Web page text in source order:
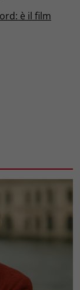
è il film